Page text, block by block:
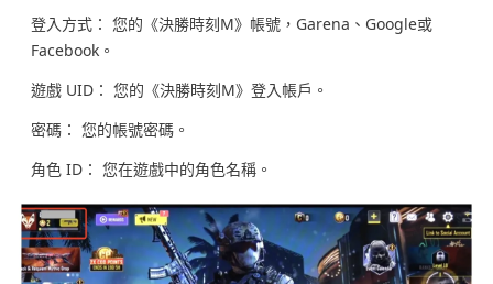
登入方式： 您的《決勝時刻M》帳號，Garena、Google或
Facebook。
遊戲 UID： 您的《決勝時刻M》登入帳戶。
密碼： 您的帳號密碼。
角色 ID： 您在遊戲中的角色名稱。